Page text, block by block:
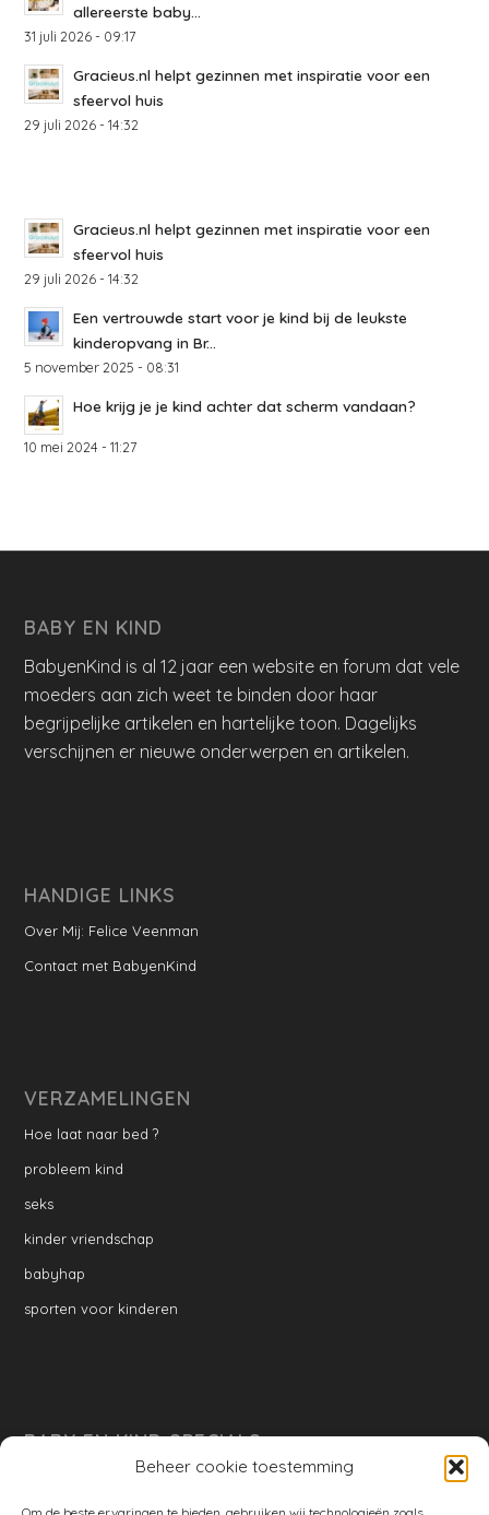
Beheer cookie toestemming
allereerste baby...
31 juli 2026 - 09:17
Gracieus.nl helpt gezinnen met inspiratie voor een
sfeervol huis
29 juli 2026 - 14:32
Gracieus.nl helpt gezinnen met inspiratie voor een
sfeervol huis
29 juli 2026 - 14:32
Een vertrouwde start voor je kind bij de leukste
kinderopvang in Br...
5 november 2025 - 08:31
Hoe krijg je je kind achter dat scherm vandaan?
10 mei 2024 - 11:27
BABY EN KIND
BabyenKind is al 12 jaar een website en forum dat vele
moeders aan zich weet te binden door haar
begrijpelijke artikelen en hartelijke toon. Dagelijks
verschijnen er nieuwe onderwerpen en artikelen.
HANDIGE LINKS
Over Mij: Felice Veenman
Contact met BabyenKind
VERZAMELINGEN
Hoe laat naar bed ?
probleem kind
seks
kinder vriendschap
babyhap
sporten voor kinderen
BABY EN KIND SPECIALS